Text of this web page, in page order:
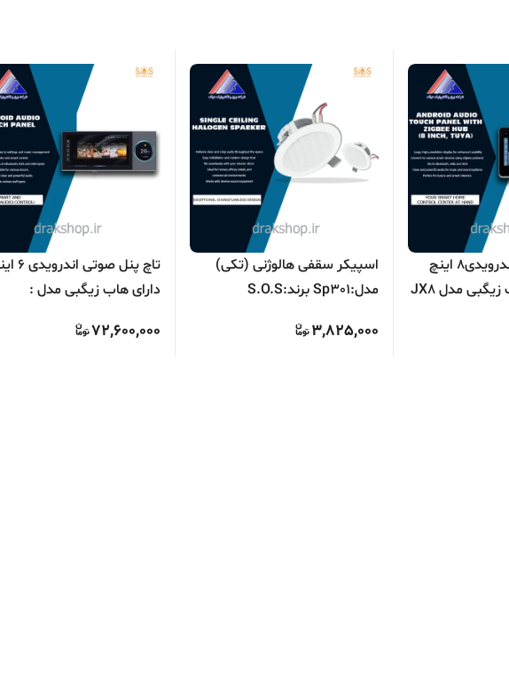
تاچ پنل صوتی اندرویدی8 اینچ
Tuya دارای هاب زیگبی مدل JX8
اسپیکر سقفی هالوژنی (تکی)
مدل:Sp301 برند:S.O.S
3,825,000
تاچ پنل صوتی
دارای هاب زیگبی مدل :
72,600,000